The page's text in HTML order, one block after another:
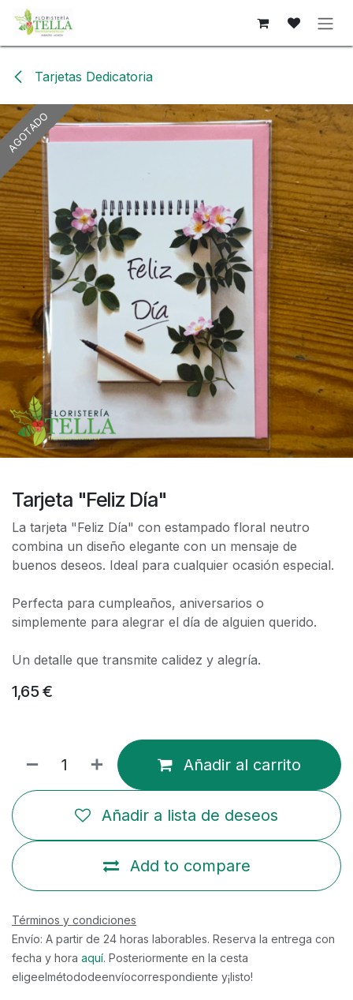
Ir al contenido
Tarjetas Dedicatoria
AGOTADO
Tarjeta "Feliz Día"
La tarjeta "Feliz Día" con estampado floral neutro
combina un diseño elegante con un mensaje de
buenos deseos. Ideal para cualquier ocasión especial.
Perfecta para cumpleaños, aniversarios o
simplemente para alegrar el día de alguien querido.
Un detalle que transmite calidez y alegría.
1,65 €
Añadir al carrito
Add to compare
Añadir a lista de deseos
Términos y condiciones
Envío: A partir de 24 horas laborables. Reserva la entrega con
fecha y hora aquí. Posteriormente en la cesta
eligeelmétododeenvíocorrespondiente y¡listo!